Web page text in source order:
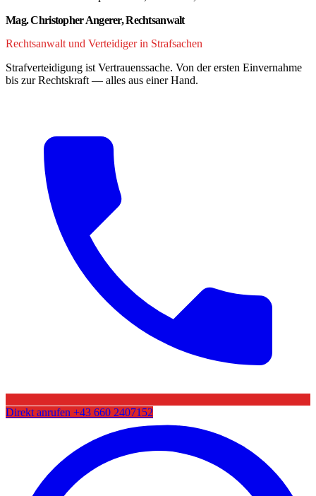
Mag. Christopher Angerer, Rechtsanwalt
Rechtsanwalt und Verteidiger in Strafsachen
Strafverteidigung ist Vertrauenssache. Von der ersten Einvernahme
bis zur Rechtskraft — alles aus einer Hand.
Direkt anrufen +43 660 2407152